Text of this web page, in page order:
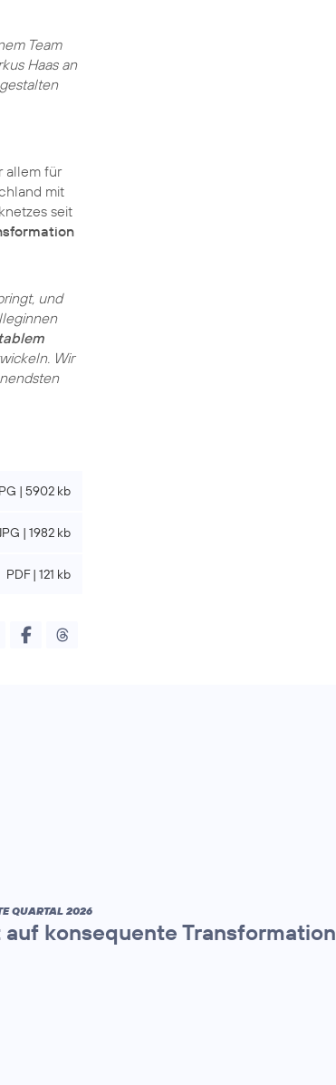
Team
Haas an
allem für
mit
seit
und
Wir
| 5902 kb
| 1982 kb
PDF | 121 kb
QUARTAL 2026
konsequente Transformation